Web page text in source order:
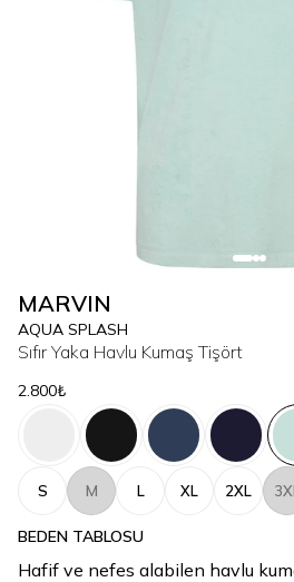
MARVIN
AQUA SPLASH
Sıfır Yaka Havlu Kumaş Tişört
2.800₺
S M L XL 2XL
BEDEN TABLOSU
Hafif ve nefes alabilen havlu